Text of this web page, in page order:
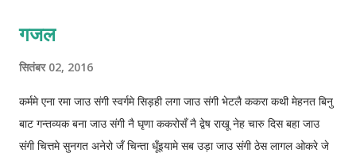
गजल
सितंबर 02, 2016
कर्ममे एना रमा जाउ संगी स्वर्गमे सिड़ही लगा जाउ संगी भेटलै ककरा कथी मेहनत बिनु
बाट गन्तव्यक बना जाउ संगी नै घृणा ककरोसँ नै द्वेष राखू नेह चारु दिस बहा जाउ
संगी चित्तमे सुनगत अनेरो जँ चिन्ता धूँइयामे सब उड़ा जाउ संगी ठेस लागल ओकरे जे